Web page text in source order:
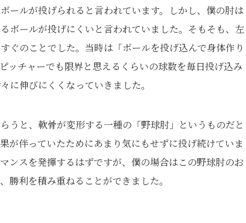
ールが投げられると言われています。しかし、僕の肘は
ボールが投げにくいと言われていました。そもそも、左
ぐのことでした。当時は「ボールを投げ込んで身体作り
ッチャーでも限界と思えるくらいの球数を毎日投げ込み
に伸びにくくなっていきました。
うと、軟骨が変形する一種の「野球肘」というものだと
が伴っていたためにあまり気にもせずに投げ続けていま
ンスを発揮するはずですが、僕の場合はこの野球肘のお
利を積み重ねることができました。